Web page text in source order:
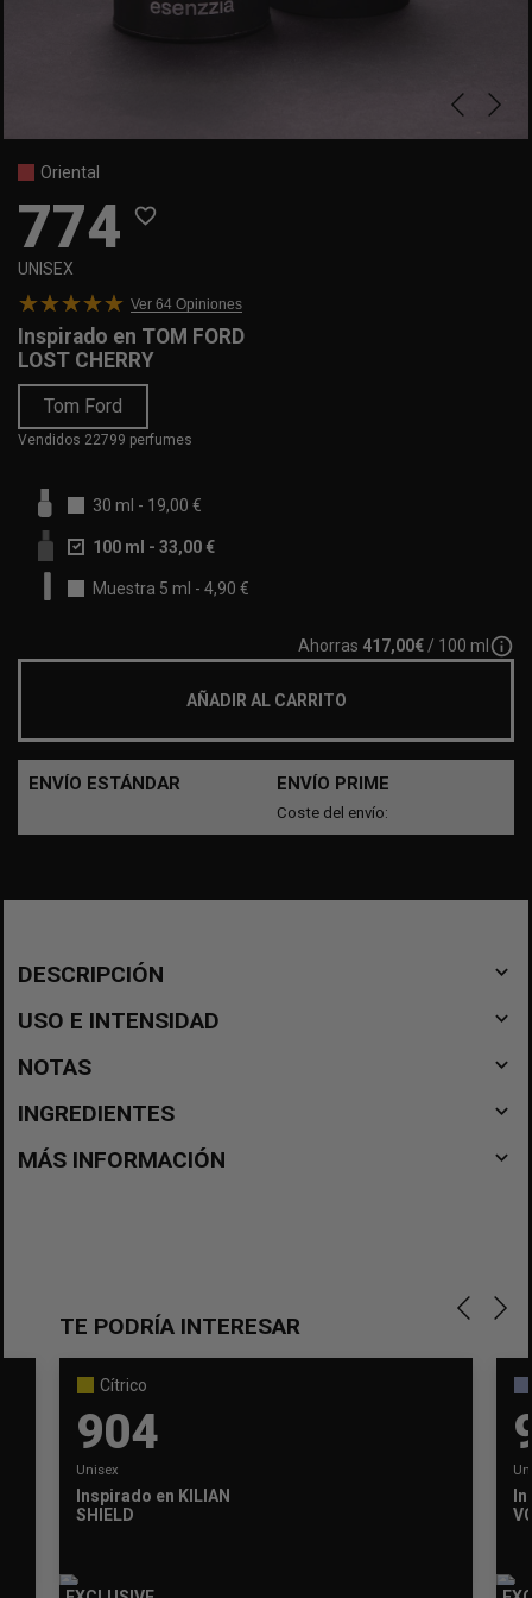
Oriental
774 favorite_border
UNISEX
Ver 64 Opiniones
Inspirado en TOM FORD
LOST CHERRY
Tom Ford
Vendidos 22799 perfumes
30 ml - 19,00 €
100 ml - 33,00 €
Muestra 5 ml - 4,90 €
Ahorras 417,00€ / 100 ml info_outline
AÑADIR AL CARRITO
ENVÍO ESTÁNDAR ENVÍO PRIME
Coste del envío:
DESCRIPCIÓN navigate_before
USO E INTENSIDAD navigate_before
NOTAS navigate_before
INGREDIENTES navigate_before
MÁS INFORMACIÓN navigate_before
TE PODRÍA INTERESAR
Cítrico
904
Unisex
Inspirado en KILIAN
SHIELD